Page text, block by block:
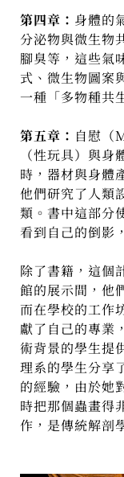
第四章： 身體的
分泌物與微生物
腳臭等，這些氣
式、微生物圖案
一種「多物種共
第五章： 自慰（
（性玩具）與
時，器材與身體
他們研究了人類
類。書中這部分
看到自己的倒影
除了書籍，這個
館的展示間，他
而在學校的工作
獻了自己的專業
術背景的學生提
理系的學生分享
的經驗，由於她
時把那個蟲畫得
作，是傳統解剖